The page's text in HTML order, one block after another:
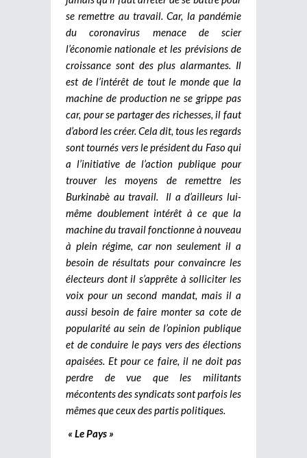
se remettre au travail. Car, la pandémie
du coronavirus menace de scier
l’économie nationale et les prévisions de
croissance sont des plus alarmantes. Il
est de l’intérêt de tout le monde que la
machine de production ne se grippe pas
car, pour se partager des richesses, il faut
d’abord les créer. Cela dit, tous les regards
sont tournés vers le président du Faso qui
a l’initiative de l’action publique pour
trouver les moyens de remettre les
Burkinabè au travail. Il a d’ailleurs lui-
même doublement intérêt à ce que la
machine du travail fonctionne à nouveau
à plein régime, car non seulement il a
besoin de résultats pour convaincre les
électeurs dont il s’apprête à solliciter les
voix pour un second mandat, mais il a
aussi besoin de faire monter sa cote de
popularité au sein de l’opinion publique
et de conduire le pays vers des élections
apaisées. Et pour ce faire, il ne doit pas
perdre de vue que les militants
mécontents des syndicats sont parfois les
mêmes que ceux des partis politiques.
« Le Pays »